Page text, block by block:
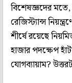
বিশেষজ্ঞদের
রেজিস্ট্যান্স
শীর্ষে রয়েছে
হাজার পদক্ষেপ
যোগব্যায়াম?